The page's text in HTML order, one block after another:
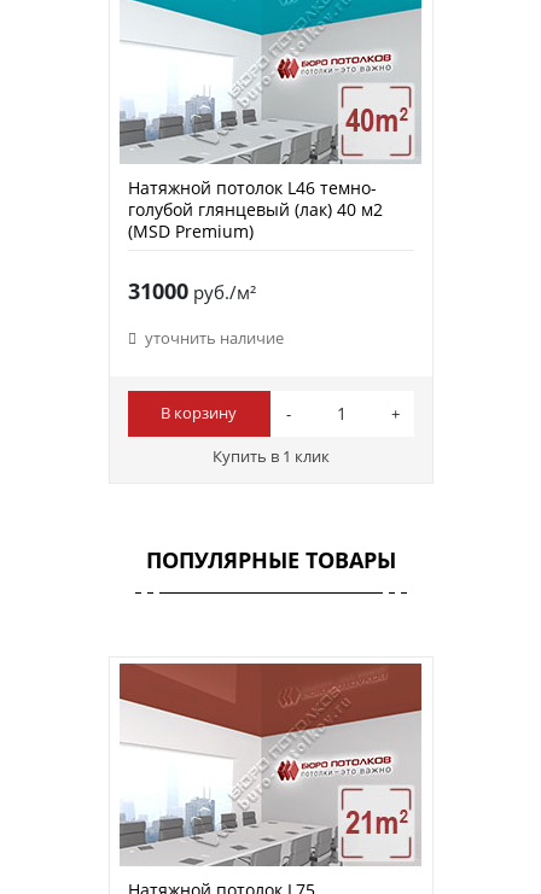
Натяжной потолок L46 темно-
голубой глянцевый (лак) 40 м2
(MSD Premium)
31000руб./м²
уточнить наличие
В корзину
Купить в 1 клик
ПОПУЛЯРНЫЕ ТОВАРЫ